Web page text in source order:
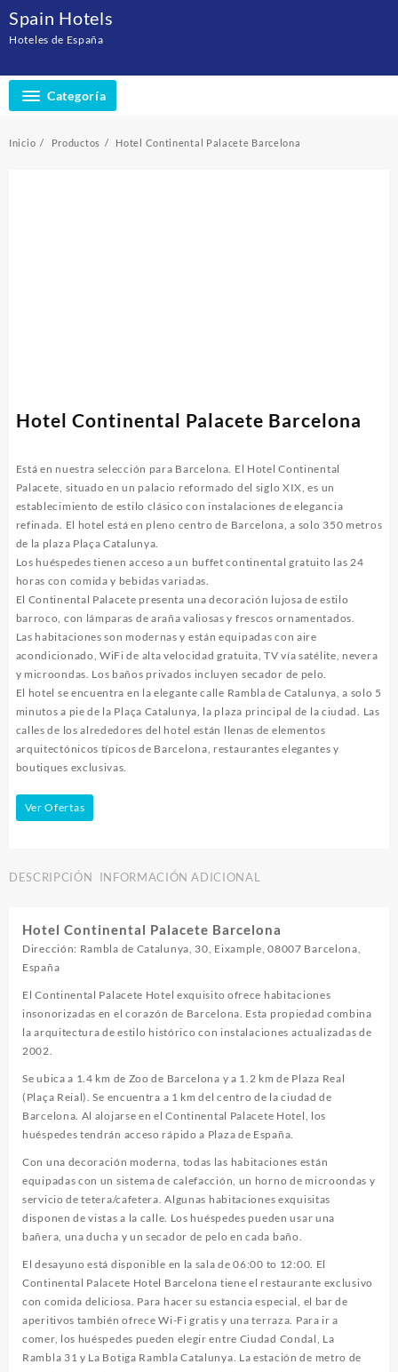
contenido
Spain Hotels
Hoteles de España
Categoría
Inicio Productos Hotel Continental Palacete Barcelona
Hotel Continental Palacete Barcelona
Está en nuestra selección para Barcelona. El Hotel Continental
Palacete, situado en un palacio reformado del siglo XIX, es un
establecimiento de estilo clásico con instalaciones de elegancia
refinada. El hotel está en pleno centro de Barcelona, ​​a solo 350 metros
de la plaza Plaça Catalunya.
Los huéspedes tienen acceso a un buffet continental gratuito las 24
horas con comida y bebidas variadas.
El Continental Palacete presenta una decoración lujosa de estilo
barroco, con lámparas de araña valiosas y frescos ornamentados.
Las habitaciones son modernas y están equipadas con aire
acondicionado, WiFi de alta velocidad gratuita, TV vía satélite, nevera
y microondas. Los baños privados incluyen secador de pelo.
El hotel se encuentra en la elegante calle Rambla de Catalunya, a solo 5
minutos a pie de la Plaça Catalunya, la plaza principal de la ciudad. Las
calles de los alrededores del hotel están llenas de elementos
arquitectónicos típicos de Barcelona, restaurantes elegantes y
boutiques exclusivas.
Ver Ofertas
DESCRIPCIÓN INFORMACIÓN ADICIONAL
Hotel Continental Palacete Barcelona
Dirección: Rambla de Catalunya, 30, Eixample, 08007 Barcelona,
España
El Continental Palacete Hotel exquisito ofrece habitaciones
insonorizadas en el corazón de Barcelona. Esta propiedad combina
la arquitectura de estilo histórico con instalaciones actualizadas de
2002.
Se ubica a 1.4 km de Zoo de Barcelona y a 1.2 km de Plaza Real
(Plaça Reial). Se encuentra a 1 km del centro de la ciudad de
Barcelona. Al alojarse en el Continental Palacete Hotel, los
huéspedes tendrán acceso rápido a Plaza de España.
Con una decoración moderna, todas las habitaciones están
equipadas con un sistema de calefacción, un horno de microondas y
servicio de tetera/cafetera. Algunas habitaciones exquisitas
disponen de vistas a la calle. Los huéspedes pueden usar una
bañera, una ducha y un secador de pelo en cada baño.
El desayuno está disponible en la sala de 06:00 to 12:00. El
Continental Palacete Hotel Barcelona tiene el restaurante exclusivo
con comida deliciosa. Para hacer su estancia especial, el bar de
aperitivos también ofrece Wi-Fi gratis y una terraza. Para ir a
comer, los huéspedes pueden elegir entre Ciudad Condal, La
Rambla 31 y La Botiga Rambla Catalunya. La estación de metro de